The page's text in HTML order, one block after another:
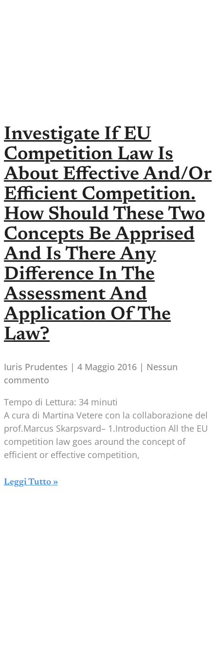
Investigate If EU
Competition Law Is
About Effective And/or
Efficient Competition.
How Should These Two
Concepts Be Apprised
And Is There Any
Difference In The
Assessment And
Application Of The
Law?
Iuris Prudentes 4 Maggio 2016
Nessun
commento
Tempo di Lettura: 34 minuti
A cura di Martina Vetere con la collaborazione del
prof.Marcus Skarpsvard– 1.Introduction All the EU
competition law goes around the concept of
efficient or effective competition,
Leggi Tutto »